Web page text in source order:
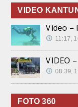
VIDEO
Video –
11:17,
VIDEO
08:39,
FOTO 360